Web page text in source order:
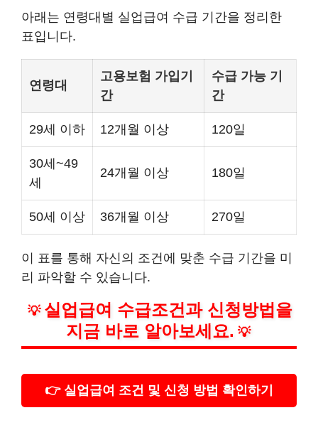
아래는 연령대별 실업급여 수급 기간을 정리한
표입니다.
연령대
고용보험 가입기
간
수급 가능 기
간
29세 이하 12개월 이상 120일
30세~49
세
24개월 이상 180일
50세 이상 36개월 이상 270일
이 표를 통해 자신의 조건에 맞춘 수급 기간을 미
리 파악할 수 있습니다.
💡 실업급여 수급조건과 신청방법을
지금 바로 알아보세요. 💡
👉 실업급여 조건 및 신청 방법 확인하기